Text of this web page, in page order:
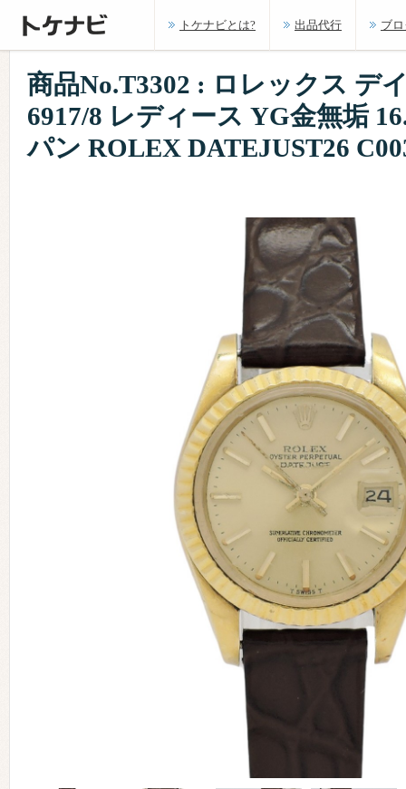
トケナビとは? 出品代行 ブ
商品No.T3302 : ロレックス デ
6917/8 レディース YG金無垢
パン ROLEX DATEJUST26